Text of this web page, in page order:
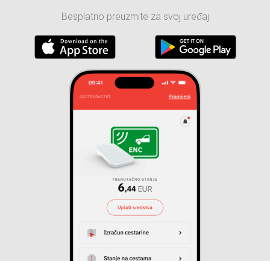
Besplatno preuzmite za svoj uređaj